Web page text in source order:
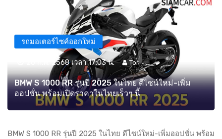
รถมอเตอร์ไซค์ออกใหม่
20 ก.พ. 2568 เวลา 17:03 น. Tor
BMW S 1000 RR รุ่นปี 2025 ในไทย ดีไซน์ใหม่-เพิ่ม
ออปชั่น พร้อมเปิดราคาในไทยเร็วๆ นี้
BMW S 1000 RR รุ่นปี 2025 ในไทย ดีไซน์ใหม่-เพิ่มออปชั่น พร้อม